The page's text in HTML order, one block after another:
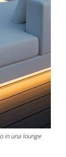
in una lounge